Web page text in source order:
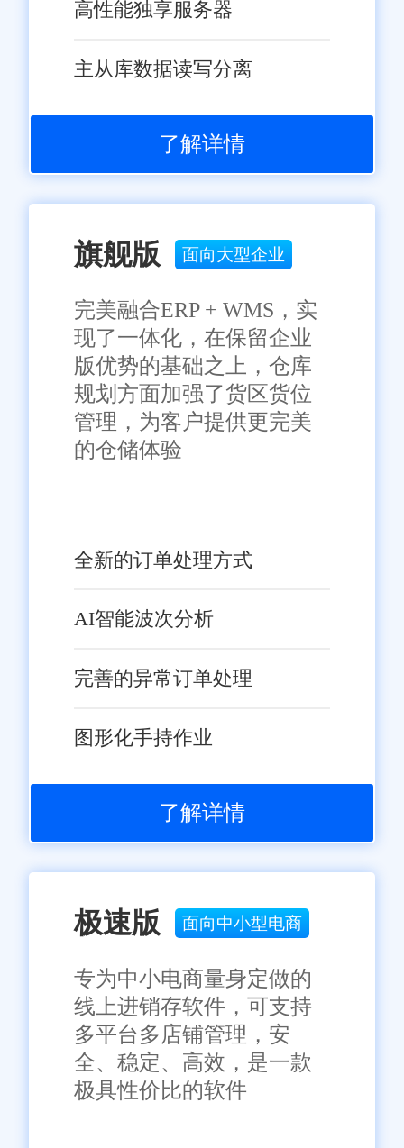
高性能独享服务器
主从库数据读写分离
了解详情
旗舰版 面向大型企业
完美融合ERP + WMS，实
现了一体化，在保留企业
版优势的基础之上，仓库
规划方面加强了货区货位
管理，为客户提供更完美
的仓储体验
全新的订单处理方式
AI智能波次分析
完善的异常订单处理
图形化手持作业
了解详情
极速版 面向中小型电商
专为中小电商量身定做的
线上进销存软件，可支持
多平台多店铺管理，安
全、稳定、高效，是一款
极具性价比的软件